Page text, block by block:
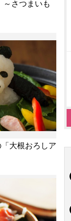
～さつまいも
大根おろしア